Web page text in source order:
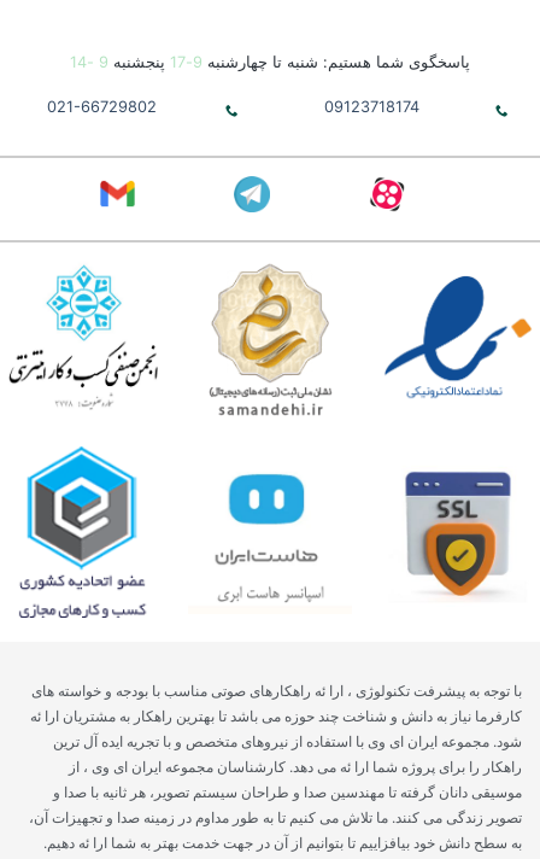
پاسخگوی شما هستیم: شنبه تا چهارشنبه9-17 پنجشنبه9 -14
09123718174
021-66729802
با توجه به پیشرفت تکنولوژی ، ارا ئه راهکارهای صوتی مناسب با بودجه و خواسته های
کارفرما نیاز به دانش و شناخت چند حوزه می باشد تا بهترین راهکار به مشتریان ارا ئه
شود. مجموعه ایران ای وی با استفاده از نیروهای متخصص و با تجریه ایده آل ترین
راهکار را برای پروژه شما ارا ئه می دهد. کارشناسان مجموعه ایران ای وی ، از
موسیقی دانان گرفته تا مهندسین صدا و طراحان سیستم تصویر، هر ثانیه با صدا و
تصویر زندگی می کنند. ما تلاش می کنیم تا به طور مداوم در زمینه صدا و تجهیزات آن،
به سطح دانش خود بیافزاییم تا بتوانیم از آن در جهت خدمت بهتر به شما ارا ئه دهیم.